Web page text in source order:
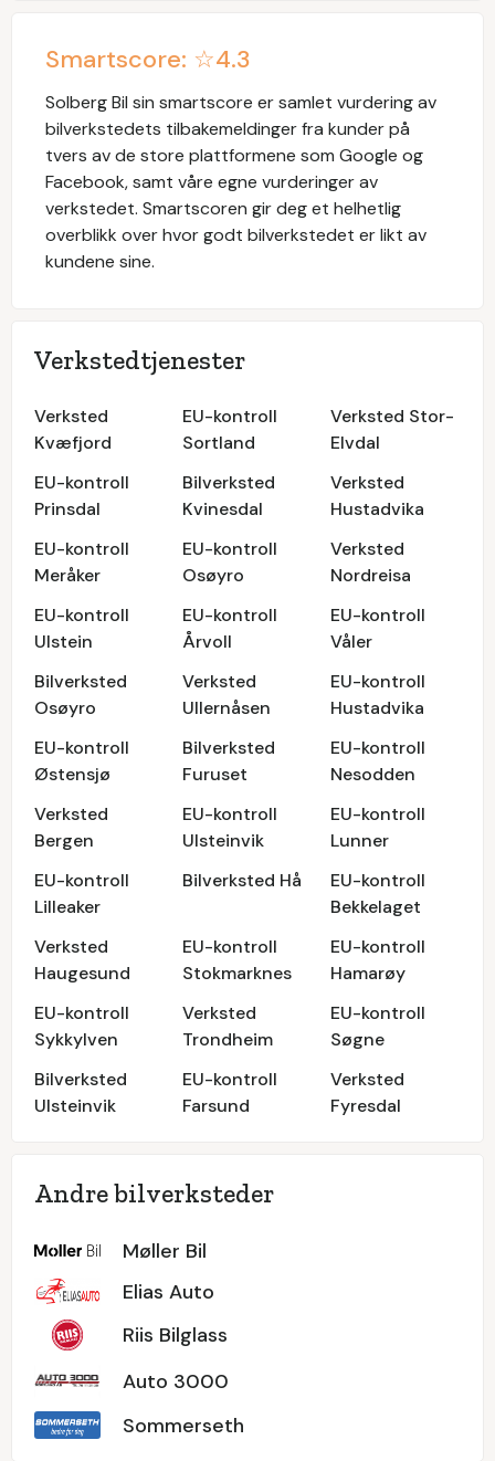
Smartscore: ☆4.3
Solberg Bil sin smartscore er samlet vurdering av
bilverkstedets tilbakemeldinger fra kunder på
tvers av de store plattformene som Google og
Facebook, samt våre egne vurderinger av
verkstedet. Smartscoren gir deg et helhetlig
overblikk over hvor godt bilverkstedet er likt av
kundene sine.
Verkstedtjenester
Verksted
Kvæfjord
EU-kontroll
Sortland
Verksted Stor-
Elvdal
EU-kontroll
Prinsdal
Bilverksted
Kvinesdal
Verksted
Hustadvika
EU-kontroll
Meråker
EU-kontroll
Osøyro
Verksted
Nordreisa
EU-kontroll
Ulstein
EU-kontroll
Årvoll
EU-kontroll
Våler
Bilverksted
Osøyro
Verksted
Ullernåsen
EU-kontroll
Hustadvika
EU-kontroll
Østensjø
Bilverksted
Furuset
EU-kontroll
Nesodden
Verksted
Bergen
EU-kontroll
Ulsteinvik
EU-kontroll
Lunner
EU-kontroll
Lilleaker
Bilverksted Hå
EU-kontroll
Bekkelaget
Verksted
Haugesund
EU-kontroll
Stokmarknes
EU-kontroll
Hamarøy
EU-kontroll
Sykkylven
Verksted
Trondheim
EU-kontroll
Søgne
Bilverksted
Ulsteinvik
EU-kontroll
Farsund
Verksted
Fyresdal
Andre bilverksteder
Møller Bil
Elias Auto
Riis Bilglass
Auto 3000
Sommerseth